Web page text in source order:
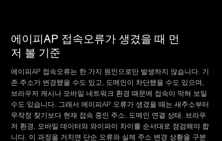
에이피AP 접속오류가 생겼을 때 먼
저 볼 기준
에이피AP 접속오류는 한 가지 원인으로만 발생하지 않습니다. 기
존 주소가 변경됐을 수도 있고, 도메인이 차단됐을 수도 있으며,
브라우저 캐시나 모바일 네트워크 환경 때문에 접속이 막혀 보일
수도 있습니다. 그래서 에이피AP 오류가 생겼을 때는 새주소부터
무작정 찾기보다 현재 접속 중인 주소, 도메인 연결 상태, 브라우
저 환경, 모바일 데이터와 와이파이 차이를 순서대로 점검해야 합
니다. 이 과정을 거치면 단순 오류와 실제 주소 변경 상황을 구분